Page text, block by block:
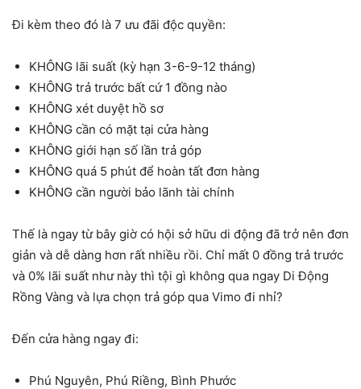
Đi kèm theo đó là 7 ưu đãi độc quyền:
KHÔNG lãi suất (kỳ hạn 3-6-9-12 tháng)
KHÔNG trả trước bất cứ 1 đồng nào
KHÔNG xét duyệt hồ sơ
KHÔNG cần có mặt tại cửa hàng
KHÔNG giới hạn số lần trả góp
KHÔNG quá 5 phút để hoàn tất đơn hàng
KHÔNG cần người bảo lãnh tài chính
Thế là ngay từ bây giờ có hội sở hữu di động đã trở nên đơn
giản và dễ dàng hơn rất nhiều rồi. Chỉ mất 0 đồng trả trước
và 0% lãi suất như này thì tội gì không qua ngay Di Động
Rồng Vàng và lựa chọn trả góp qua Vimo đi nhỉ?
Đến cửa hàng ngay đi:
Phú Nguyên, Phú Riềng, Bình Phước